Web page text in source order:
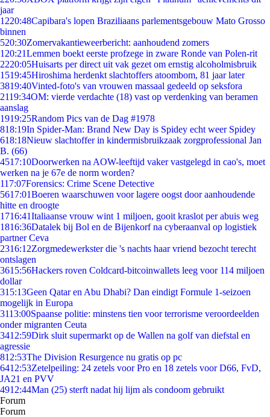
jaar
1220:48Capibara's lopen Braziliaans parlementsgebouw Mato Grosso
binnen
520:30Zomervakantieweerbericht: aanhoudend zomers
1 20:21Lemmen boekt eerste profzege in zware Ronde van Polen-rit
2220:05Huisarts per direct uit vak gezet om ernstig alcoholmisbruik
1519:45Hiroshima herdenkt slachtoffers atoombom, 81 jaar later
3819:40Vinted-foto's van vrouwen massaal gedeeld op seksfora
2119:34OM: vierde verdachte (18) vast op verdenking van beramen
aanslag
1919:25Random Pics van de Dag #1978
818:19In Spider-Man: Brand New Day is Spidey echt weer Spidey
618:18Nieuw slachtoffer in kindermisbruikzaak zorgprofessional Jan
B. (66)
4517:10Doorwerken na AOW-leeftijd vaker vastgelegd in cao's, moet
werken na je 67e de norm worden?
117:07Forensics: Crime Scene Detective
5617:01Boeren waarschuwen voor lagere oogst door aanhoudende
hitte en droogte
1716:41Italiaanse vrouw wint 1 miljoen, gooit kraslot per abuis weg
1816:36Datalek bij Bol en de Bijenkorf na cyberaanval op logistiek
partner Ceva
2316:12Zorgmedewerkster die 's nachts haar vriend bezocht terecht
ontslagen
3615:56Hackers roven Coldcard-bitcoinwallets leeg voor 114 miljoen
dollar
315:13Geen Qatar en Abu Dhabi? Dan eindigt Formule 1-seizoen
mogelijk in Europa
3113:00Spaanse politie: minstens tien voor terrorisme veroordeelden
onder migranten Ceuta
3412:59Dirk sluit supermarkt op de Wallen na golf van diefstal en
agressie
812:53The Division Resurgence nu gratis op pc
6412:53Zetelpeiling: 24 zetels voor Pro en 18 zetels voor D66, FvD,
JA21 en PVV
4912:44Man (25) sterft nadat hij lijm als condoom gebruikt
Forum
Forum